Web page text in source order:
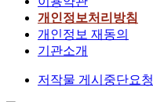
개인정보처리방침
개인정보 재동의
기관소개
저작물 게시중단요청